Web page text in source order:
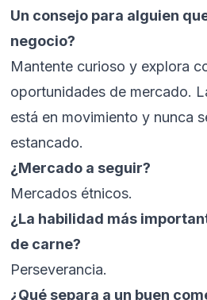
Un consejo para alguien
negocio?
Mantente curioso y explora
oportunidades de mercado.
está en movimiento y nunca
estancado.
¿Mercado a seguir?
Mercados étnicos.
¿La habilidad más
de carne?
Perseverancia.
¿Qué separa a un buen